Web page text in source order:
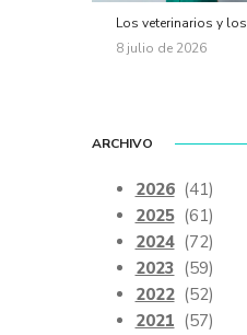
Los veterinarios y
8 julio de 2026
ARCHIVO
2026 (41)
2025 (61)
2024 (72)
2023 (59)
2022 (52)
2021 (57)